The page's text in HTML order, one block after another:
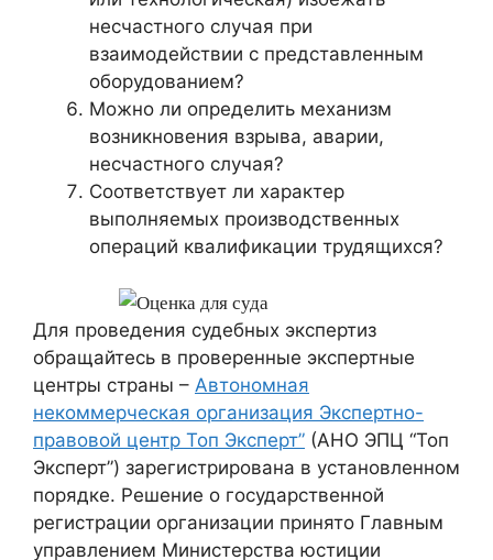
несчастного случая при
взаимодействии с представленным
оборудованием?
Можно ли определить механизм
возникновения взрыва, аварии,
несчастного случая?
Соответствует ли характер
выполняемых производственных
операций квалификации трудящихся?
Для проведения судебных экспертиз
обращайтесь в проверенные экспертные
центры страны – Автономная
некоммерческая организация Экспертно-
правовой центр Топ Эксперт” (АНО ЭПЦ “Топ
Эксперт”) зарегистрирована в установленном
порядке. Решение о государственной
регистрации организации принято Главным
управлением Министерства юстиции